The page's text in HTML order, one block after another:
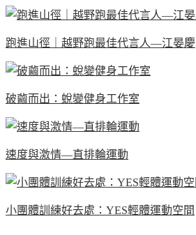
跑進山徑｜越野跑最佳代言人—江晏慶
破繭而出：蛻變健身工作室
速度與激情—直排輪運動
小團體訓練好去處：YES輕體運動空間